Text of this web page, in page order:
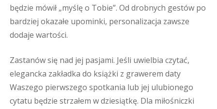
będzie mówił „myślę o Tobie”. Od drobnych gestów po
bardziej okazałe upominki, personalizacja zawsze
dodaje wartości.
Zastanów się nad jej pasjami. Jeśli uwielbia czytać,
elegancka zakładka do książki z grawerem daty
Waszego pierwszego spotkania lub jej ulubionego
cytatu będzie strzałem w dziesiątkę. Dla miłośniczki